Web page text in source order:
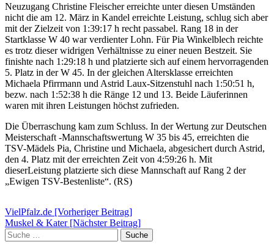
Neuzugang Christine Fleischer erreichte unter diesen Umständen
nicht die am 12. März in Kandel erreichte Leistung, schlug sich aber
mit der Zielzeit von 1:39:17 h recht passabel. Rang 18 in der
Startklasse W 40 war verdienter Lohn. Für Pia Winkelblech reichte
es trotz dieser widrigen Verhältnisse zu einer neuen Bestzeit. Sie
finishte nach 1:29:18 h und platzierte sich auf einem hervorragenden
5. Platz in der W 45. In der gleichen Altersklasse erreichten
Michaela Pfirrmann und Astrid Laux-Sitzenstuhl nach 1:50:51 h,
bezw. nach 1:52:38 h die Ränge 12 und 13. Beide Läuferinnen
waren mit ihren Leistungen höchst zufrieden.
Die Überraschung kam zum Schluss. In der Wertung zur Deutschen
Meisterschaft -Mannschaftswertung W 35 bis 45, erreichten die
TSV-Mädels Pia, Christine und Michaela, abgesichert durch Astrid,
den 4. Platz mit der erreichten Zeit von 4:59:26 h. Mit
dieserLeistung platzierte sich diese Mannschaft auf Rang 2 der
„Ewigen TSV-Bestenliste“. (RS)
Beitrags-
Navigation
VielPfalz.de [Vorheriger Beitrag]
Muskel & Kater [Nächster Beitrag]
Suche
nach:
Suche